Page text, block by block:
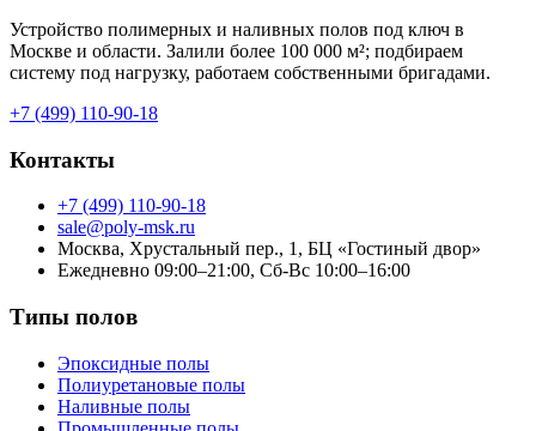
Устройство полимерных и наливных полов под ключ в
Москве и области. Залили более 100 000 м²; подбираем
систему под нагрузку, работаем собственными бригадами.
+7 (499) 110-90-18
Контакты
+7 (499) 110-90-18
sale@poly-msk.ru
Москва, Хрустальный пер., 1, БЦ «Гостиный двор»
Ежедневно 09:00–21:00, Сб-Вс 10:00–16:00
Типы полов
Эпоксидные полы
Полиуретановые полы
Наливные полы